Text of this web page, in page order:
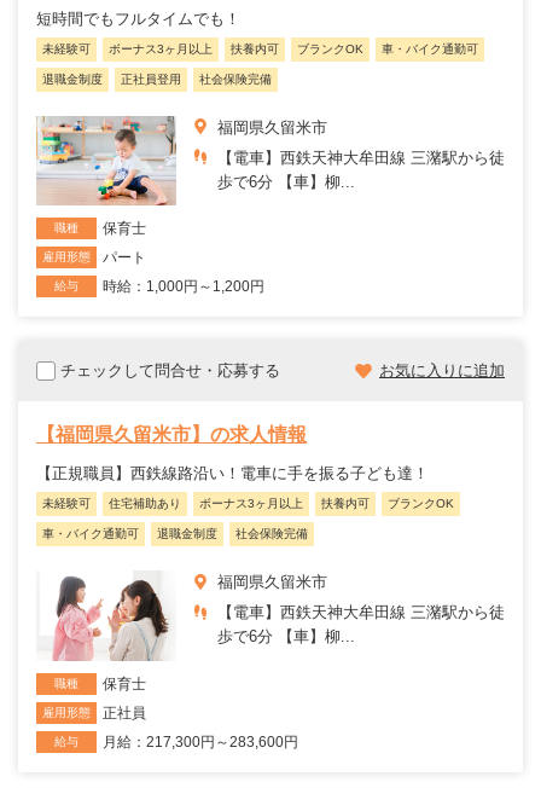
短時間でもフルタイムでも！
未経験可 ボーナス3ヶ月以上 扶養内可 ブランクOK 車・バイク通勤可
退職金制度 正社員登用 社会保険完備
福岡県久留米市
【電車】西鉄天神大牟田線 三潴駅から徒
歩で6分 【車】柳...
職種 保育士
雇用形態 パート
給与 時給：1,000円～1,200円
チェックして問合せ・応募する お気に入りに追加
【福岡県久留米市】の求人情報
【正規職員】西鉄線路沿い！電車に手を振る子ども達！
未経験可 住宅補助あり ボーナス3ヶ月以上 扶養内可 ブランクOK
車・バイク通勤可 退職金制度 社会保険完備
福岡県久留米市
【電車】西鉄天神大牟田線 三潴駅から徒
歩で6分 【車】柳...
職種 保育士
雇用形態 正社員
給与 月給：217,300円～283,600円